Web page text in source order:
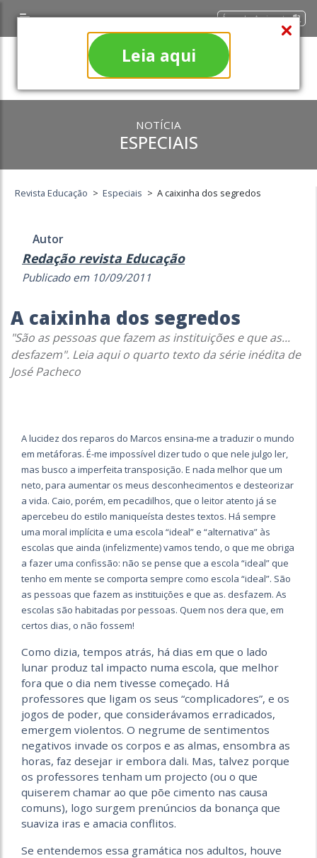
Leia aqui
Área do Assinante
NOTÍCIA
ESPECIAIS
Revista Educação > Especiais > A caixinha dos segredos
Autor
Redação revista Educação
Publicado em 10/09/2011
A caixinha dos segredos
"São as pessoas que fazem as instituições e que as...
desfazem". Leia aqui o quarto texto da série inédita de
José Pacheco
A lucidez dos reparos do Marcos ensina-me a traduzir o mundo
em metáforas. É-me impossível dizer tudo o que nele julgo ler,
mas busco a imperfeita transposição. E nada melhor que um
neto, para aumentar os meus desconhecimentos e desteorizar
a vida. Caio, porém, em pecadilhos, que o leitor atento já se
apercebeu do estilo maniqueísta destes textos. Há sempre
uma moral implícita e uma escola “ideal” e “alternativa” às
escolas que ainda (infelizmente) vamos tendo, o que me obriga
a fazer uma confissão: não se pense que a escola “ideal” que
tenho em mente se comporta sempre como escola “ideal”. São
as pessoas que fazem as instituições e que as. desfazem. As
escolas são habitadas por pessoas. Quem nos dera que, em
certos dias, o não fossem!
Como dizia, tempos atrás, há dias em que o lado
lunar produz tal impacto numa escola, que melhor
fora que o dia nem tivesse começado. Há
professores que ligam os seus “complicadores”, e os
jogos de poder, que considerávamos erradicados,
emergem violentos. O negrume de sentimentos
negativos invade os corpos e as almas, ensombra as
horas, faz desejar ir embora dali. Mas, talvez porque
os professores tenham um projecto (ou o que
quiserem chamar ao que põe cimento nas causa
comuns), logo surgem prenúncios da bonança que
suaviza iras e amacia conflitos.
Se entendemos essa gramática nos adultos, houve